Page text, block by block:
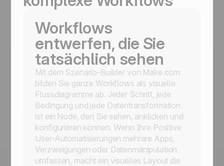
Workflows
entwerfen, die Sie
tatsächlich sehen
Mit dem Szenario-Builder von Make.com
bilden Sie ganze Workflows als visuelle
Flussdiagramme ab. Jeder Schritt, jede
Bedingung und jede Datentransformation
ist ein Node, den Sie sehen, anklicken und
konfigurieren können. Wenn Ihre Positive
User-Automatisierungen mehrere Apps,
Verzweigungen oder Datenmanipulation
umfassen, macht ein visuelles Layout die